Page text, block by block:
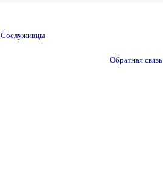
Сослуживцы
Обратная связь